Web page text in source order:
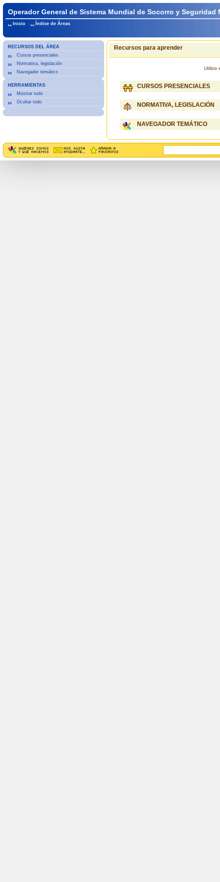
Operador General de Sistema Mundial de Socorro y Seguridad
Inicio Índice de Áreas
RECURSOS DEL ÁREA
Cursos presenciales
Normativa, legislación
Navegador temático
HERRAMIENTAS
Mostrar todo
Ocultar todo
Recursos para aprender
Utiliza
CURSOS PRESENCIALES
NORMATIVA, LEGISLACIÓN
NAVEGADOR TEMÁTICO